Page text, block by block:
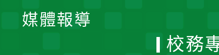
媒體報導
校務